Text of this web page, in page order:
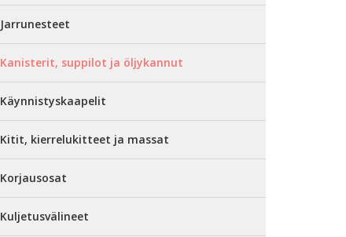
Jarrunesteet
Kanisterit, suppilot ja öljykannut
Käynnistyskaapelit
Kitit, kierrelukitteet ja massat
Korjausosat
Kuljetusvälineet